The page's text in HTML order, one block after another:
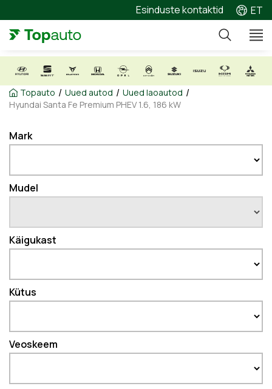
Esinduste kontaktid ET
Topauto / Uued autod / Uued laoautod /
Hyundai Santa Fe Premium PHEV 1.6, 186 kW
Mark
Mudel
Käigukast
Kütus
Veoskeem